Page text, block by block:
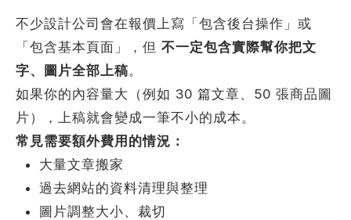
不少設計公司會在報價上寫「包含後台操作」或
「包含基本頁面」，但 不一定包含實際幫你把文
字、圖片全部上稿。
如果你的內容量大（例如 30 篇文章、50 張商品圖
片），上稿就會變成一筆不小的成本。
常見需要額外費用的情況：
大量文章搬家
過去網站的資料清理與整理
圖片調整大小、裁切